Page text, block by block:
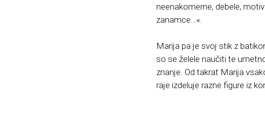
neenakomerne, debele,
zanamce…«.
Marija pa je svoj stik z
so se želele naučiti te
znanje. Od takrat Marija
raje izdeluje razne figure iz